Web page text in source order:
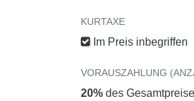
KURTAXE
Im Preis inbegriffen
VORAUSZAHLUNG
20% des